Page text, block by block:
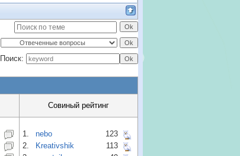
Поиск:
Совиный рейтинг
1. nebo
123
2.
Kreativshik
113